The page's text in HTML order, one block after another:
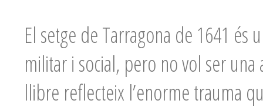
El setge de Tarragona de 1641 és
militar i social, pero no vol ser
llibre reflecteix l’enorme trauma